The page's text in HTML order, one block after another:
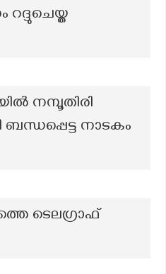
നമ്പൂതിരി
നാടകം
ടെലഗ്രാഫ്